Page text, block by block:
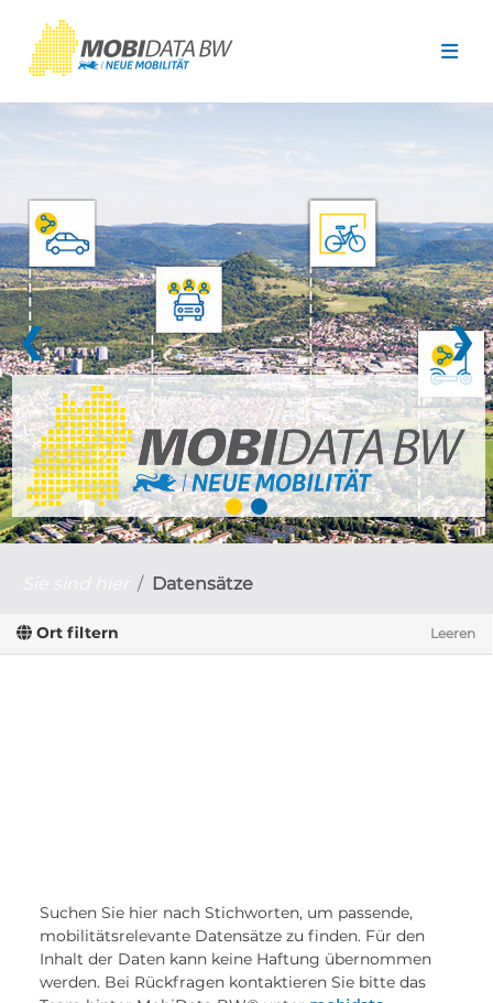
❮ ❯
Datensätze
Ort filtern Leeren
Suchen Sie hier nach Stichworten, um passende,
mobilitätsrelevante Datensätze zu finden. Für den
Inhalt der Daten kann keine Haftung übernommen
werden. Bei Rückfragen kontaktieren Sie bitte das